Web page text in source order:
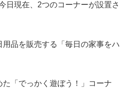
日現在、2つのコーナーが設置さ
品を販売する「毎日の家事をハ
「でっかく遊ぼう！」コーナ